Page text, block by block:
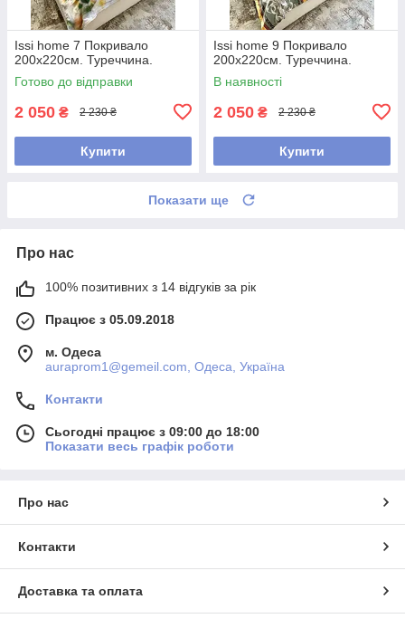
Issi home 7 Покривало
200x220см. Туреччина.
Готово до відправки
2 050 ₴ 2 230 ₴
Купити
Issi home 9 Покривало
200x220см. Туреччина.
В наявності
2 050 ₴ 2 230 ₴
Купити
Показати ще
Про нас
100% позитивних з 14 відгуків за рік
Працює з 05.09.2018
м. Одеса
auraprom1@gemeil.com, Одеса, Україна
Контакти
Сьогодні працює з 09:00 до 18:00
Показати весь графік роботи
Про нас
Контакти
Доставка та оплата